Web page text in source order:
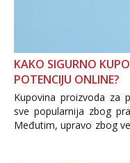
KAKO SIGURNO
POTENCIJU ONLINE?
Kupovina proizvoda za
sve popularnija zbog
Međutim, upravo zbog
i brojni krivotvoreni